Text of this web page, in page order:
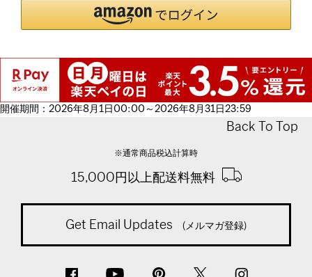
開催期間：2026年8月1日00:00～2026年8月31日23:59
Back To Top
※通常商品税込計算時
15,000円以上配送料無料
Get Email Updates (メルマガ登録)